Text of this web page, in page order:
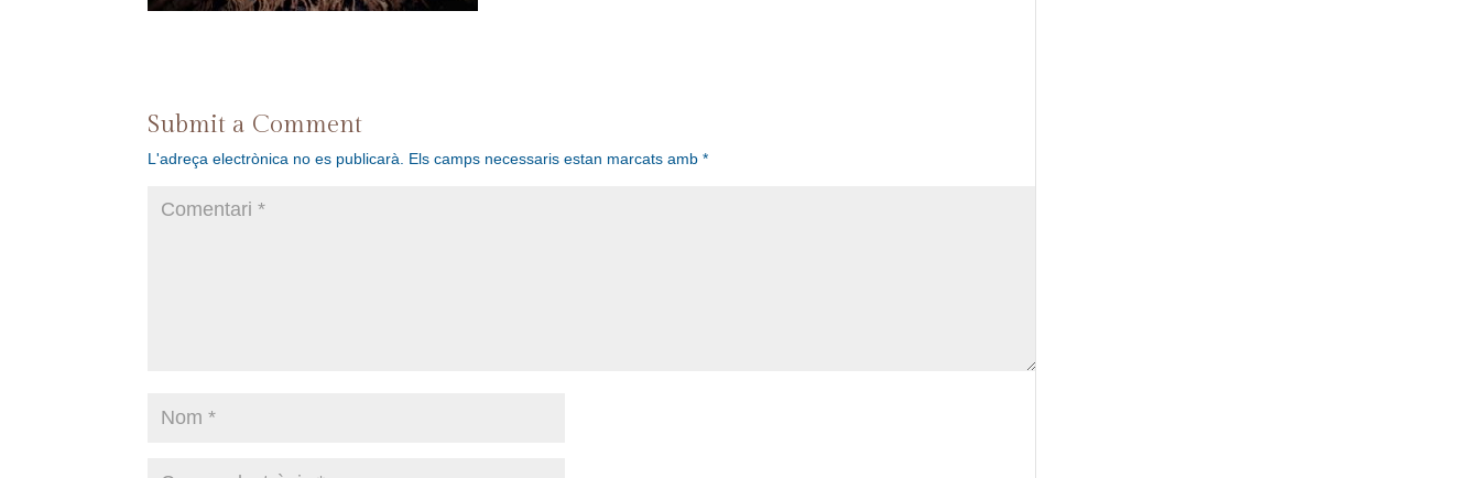
Submit a Comment
L'adreça electrònica no es publicarà. Els camps necessaris estan marcats amb*